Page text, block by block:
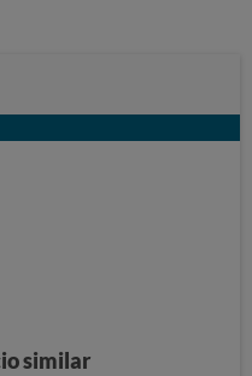
similar